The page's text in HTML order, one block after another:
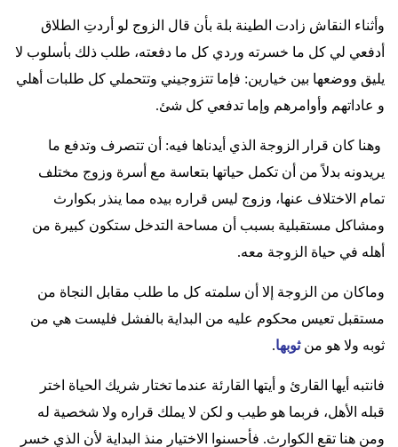
وأثناء النقاش زادت الطينة بلة بأن قال الزوج لو أردتِ الطلاق
أدفعي لي كل ما خسرته وردي كل ما دفعته، طلب ذلك بأسلوب لا
يليق ووضعها بين خيارين: فإما تتزوجيني وتتحملي كل طلبات أهلي
و عاداتهم وأوامرهم وإما تدفعي كل شئ.
وهنا كان قرار الزوجة الذي أيدناها فيه: أن تتصرف وتدفع ما
يريدونه بدلاً من أن تكمل حياتها بتعاسة مع أسرة وزوج مختلف
تمام الاختلاف عنها، وزوج ليس قراره بيده مما ينذر بكوارث
ومشاكل مستقبلية بسبب أن مساحة التدخل ستكون كبيرة من
أهله في حياة الزوجة معه.
وماكان من الزوجة إلا أن سلمته كل ما طلب مقابل النجاة من
مستقبل تعيس محكوم عليه من البداية بالفشل فليست هي من
ثوبه ولا هو منثوبها.
فانتبه أيها القارئ و أيتها القارئة عندما تختار شريك الحياة اختر
قبله الأهل، فربما هو طيب و لكن لا يملك قراره ولا شخصية له
ومن هنا تقع الكوارث. فأحسنوا الاختيار منذ البداية لأن الذي خسر